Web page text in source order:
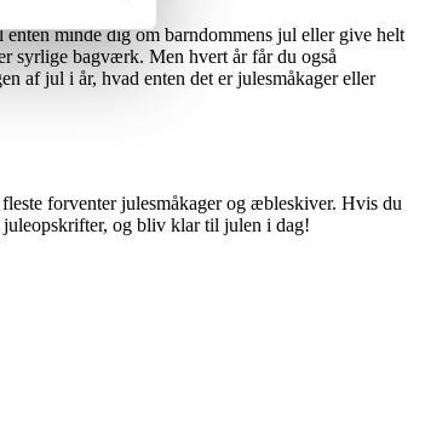
minde dig om barndommens jul eller give helt
syrlige bagværk. Men hvert år får du også
af jul i år, hvad enten det er julesmåkager eller
forventer julesmåkager og æbleskiver. Hvis du
juleopskrifter, og bliv klar til julen i dag!